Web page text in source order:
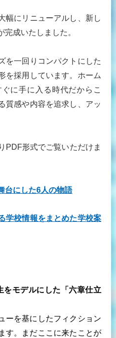
幅にリニューアルし、新し
成いたしました。
を一回りコンパクトにした
を採用しています。ホーム
に手に入る時代だからこ
質感や内容を追求し、アッ
PDF形式でご覧いただけま
台にした6人の物語
学校情報をまとめた学校案
をモデルにした「六章仕立
ーを基にしたフィクション
す。まだここに来たことが